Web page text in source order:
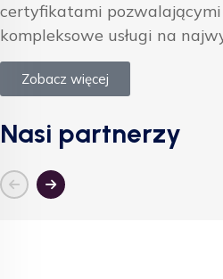
certyfikatami
kompleksowe usługi na
Zobacz więcej
Nasi partnerzy